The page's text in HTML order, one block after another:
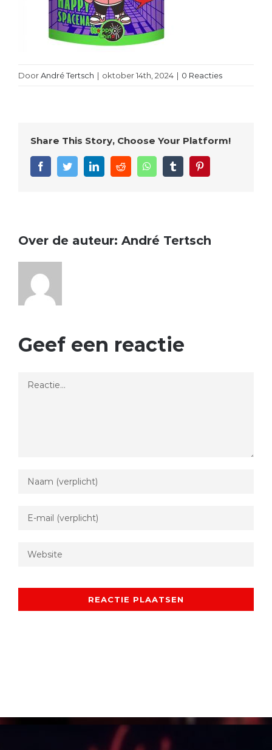
DoorAndré Tertsch | oktober 14th, 2024 | 0 Reacties
Share This Story, Choose Your Platform!
FacebookTwitterLinkedInReddit WhatsAppTumblr
Over de auteur: André Tertsch
Geef een reactie